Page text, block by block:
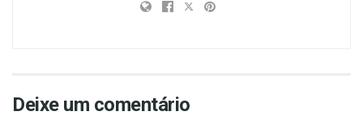
Deixe um comentário